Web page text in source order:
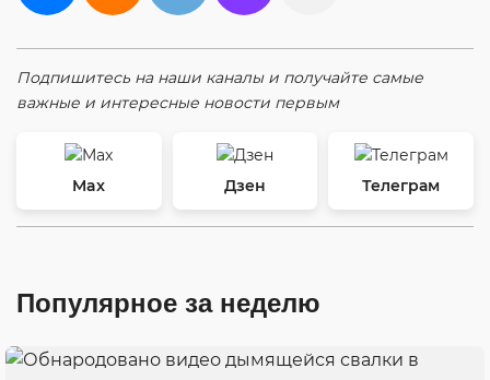
Подпишитесь на наши каналы и получайте самые
важные и интересные новости первым
Max Дзен Телеграм
Популярное за неделю